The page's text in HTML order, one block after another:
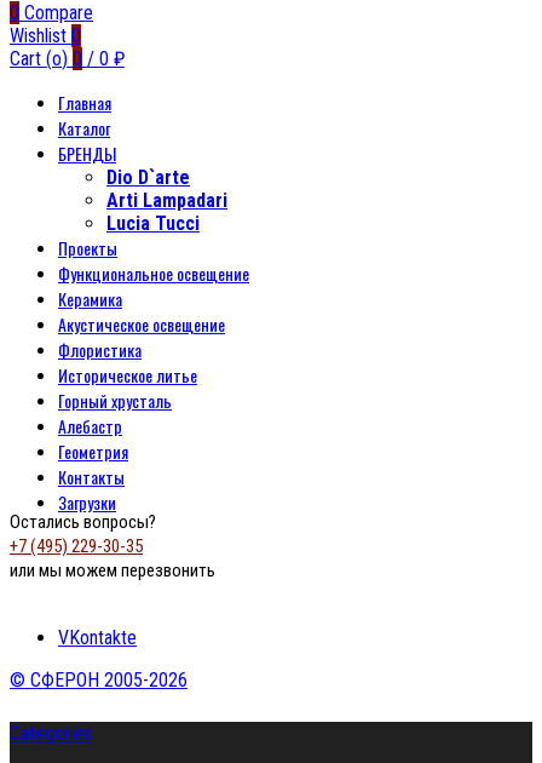
0 Compare
Wishlist 0
Cart (o) 0 / 0 ₽
Главная
Каталог
БРЕНДЫ
Dio D`arte
Arti Lampadari
Lucia Tucci
Проекты
Функциональное освещение
Керамика
Акустическое освещение
Флористика
Историческое литье
Горный хрусталь
Алебастр
Геометрия
Контакты
Загрузки
Остались вопросы?
+7 (495) 229-30-35
или мы можем перезвонить
VKontakte
© СФЕРОН 2005-2026
Categories